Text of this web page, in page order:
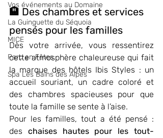
Vos événements au Domaine
La Guinguette du Séquoia
MICE
Parc en Fêtes
Spa Les Bains des Alpes
🏨 Des chambres et services
pensés pour les familles
Dès votre arrivée, vous ressentirez
cette atmosphère chaleureuse qui fait
la marque des hôtels Ibis Styles : un
accueil souriant, un cadre coloré et
des chambres spacieuses pour que
toute la famille se sente à l’aise.
Pour les familles, tout a été pensé :
des chaises hautes pour les tout-